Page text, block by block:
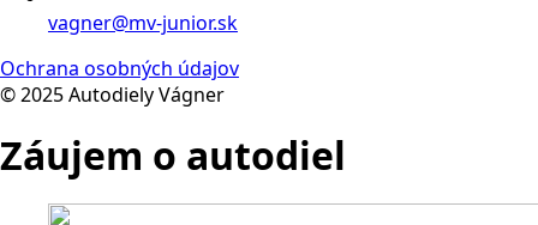
vagner@mv-junior.sk
Ochrana osobných údajov
© 2025 Autodiely Vágner
Záujem o autodiel